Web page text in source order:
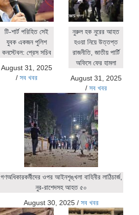
টি-শার্ট পরিহিত সেই
যুবক একজন পুলিশ
কনস্টেবল: প্রেস সচিব
August 31, 2025
/ সব খবর
নুরুল হক নুরের আহত
হওয়া নিয়ে উত্তপ্ত
রাজনীতি, জাতীয় পার্টি
অফিসে ফের হামলা
August 31, 2025
/ সব খবর
গণঅধিকারকর্মীদের ওপর আইনশৃঙ্খলা বাহিনীর লাঠিচার্জ,
নুর-রাশেদসহ আহত ৫০
August 30, 2025 /সব খবর